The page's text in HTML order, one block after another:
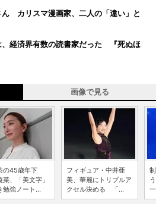
カリスマ漫画家、二人の「違い」と
、経済界有数の読書家だった 『死ぬほ
画像で見る
の45歳年下
菜、「美文字」
勉強ノート...
フィギュア・中井亜
美、華麗にトリプルア
クセル決める 「...